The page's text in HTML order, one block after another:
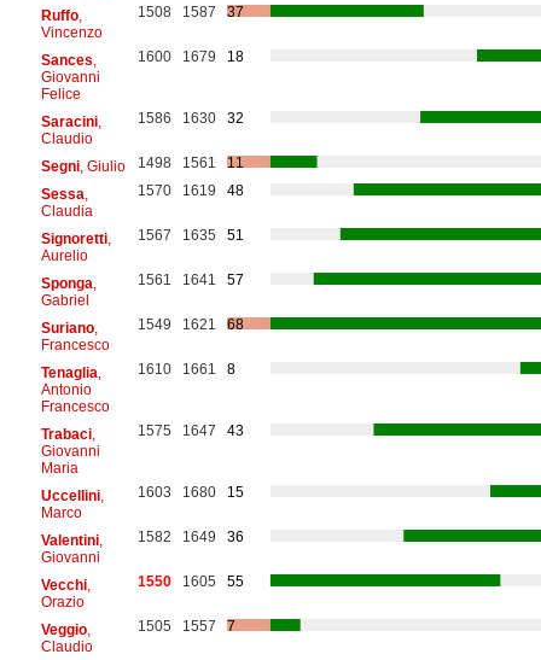
Ruffo,
Vincenzo
1508 1587 37
Sances
Giovanni
Felice
1600 1679 18
Saracini,
Claudio
1586 1630 32
Segni, Giulio 1498 1561
11
Sessa
Claudia
1570 1619 48
Signoretti,
Aurelio
1567 1635 51
Sponga
Gabriel
1561 1641 57
Suriano,
Francesco
1549 1621 68
Tenaglia
Antonio
Francesco
1610 1661 8
Trabaci,
Giovanni
Maria
1575 1647 43
Uccellini,
Marco
1603 1680 15
Valentini,
Giovanni
1582 1649 36
Vecchi,
Orazio
1550 1605 55
Veggio,
Claudio
1505 1557 7